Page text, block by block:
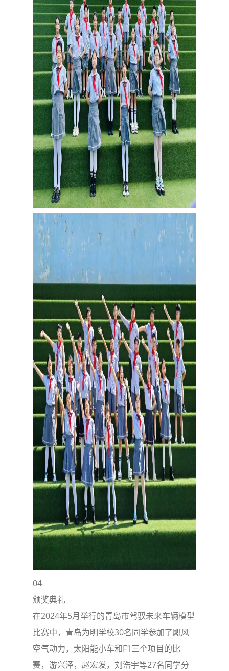
04
颁奖典礼
在2024年5月举行的青岛市驾驭未来车辆模型
比赛中，青岛为明学校30名同学参加了飓风
空气动力，太阳能小车和F1三个项目的比
赛，游兴泽，赵宏发，刘浩宇等27名同学分